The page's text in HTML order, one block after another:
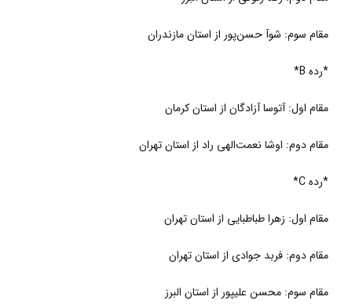
مقام سوم: شوآ حسن‌پور از استان مازندران
*رده B*
مقام اول: آتوسا آزادگان از استان کرمان
مقام دوم: اوشا نعمت‌الهی راد از استان تهران
*رده C*
مقام اول: زهرا طباطبایی از استان تهران
مقام دوم: فربد جوادی از استان تهران
مقام سوم: محسن علیپور از استان البرز